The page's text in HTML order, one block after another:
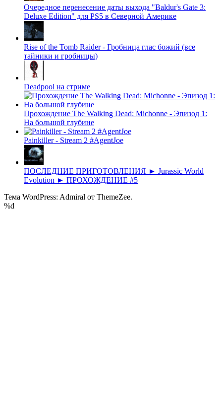
Очередное перенесение даты выхода "Baldur's Gate 3:
Deluxe Edition" для PS5 в Северной Америке
Rise of the Tomb Raider - Гробница глас божий (все
тайники и гробницы)
Deadpool на стриме
Прохождение The Walking Dead: Michonne - Эпизод 1:
На большой глубине
Painkiller - Stream 2 #AgentJoe
ПОСЛЕДНИЕ ПРИГОТОВЛЕНИЯ ► Jurassic World
Evolution ► ПРОХОЖДЕНИЕ #5
Тема WordPress: Admiral от ThemeZee.
%d